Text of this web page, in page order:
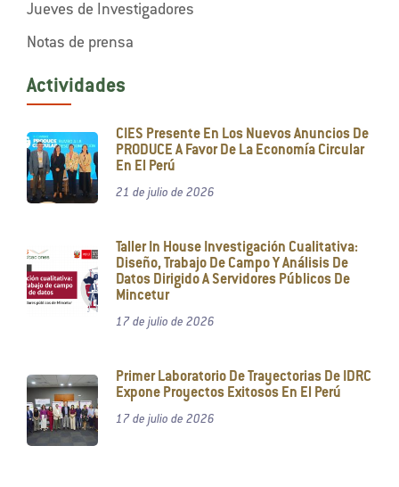
Jueves de Investigadores
Notas de prensa
Actividades
CIES Presente En Los Nuevos Anuncios De
PRODUCE A Favor De La Economía Circular
En El Perú
21 de julio de 2026
Taller In House Investigación Cualitativa:
Diseño, Trabajo De Campo Y Análisis De
Datos Dirigido A Servidores Públicos De
Mincetur
17 de julio de 2026
Primer Laboratorio De Trayectorias De IDRC
Expone Proyectos Exitosos En El Perú
17 de julio de 2026